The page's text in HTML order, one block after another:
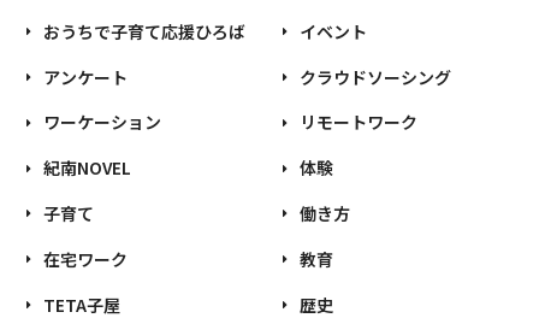
おうちで子育て応援ひろば
アンケート
ワーケーション
紀南NOVEL
子育て
在宅ワーク
TETA子屋
イベント
クラウドソーシング
リモートワーク
体験
働き方
教育
歴史